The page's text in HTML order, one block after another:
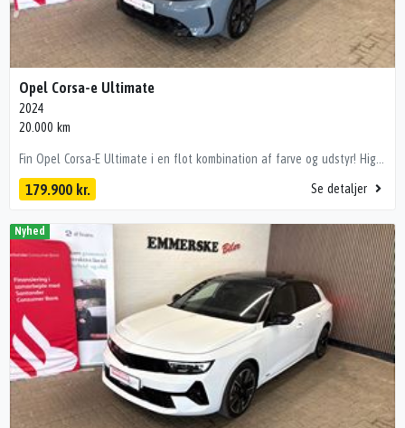
Opel Corsa-e Ultimate
2024
20.000 km
Fin Opel Corsa-E Ultimate i en flot kombination af farve og udstyr! Highlights': - Adaptiv fartpilot - Sædevarme - Bakkamera - P-sensor - Apple Carplay - Sædevarme - Ratvarme - Sort himmel - Alufælge - Blindvinkel assistent - Digital instrumentering - Massage i førersædet - Matrix LED forlygter - Navigation - 3 faset opladning! - Og meget mere! Bilen er importeret og kan derfor variere i forhold til danske modeller. 🔐 Tryghed & kvalitet med Emmerske Tryghedspakke Ønsker du maksimal tryghed i din kommende bilhandel? Med Emmerske Tryghedspakke leveres bilen: ✔ Nysynet ✔ Nyserviceret ✔ Professionelt klargjort Alt dette for kun 3.500 kr., så du får en bil der er 100% klar til vejen , kørecomputer, digitalt cockpit, læderrat, dellæderindtræk, højdejust. forsæder, højdejust. førersæde, massage i førersæde, mørk loftbeklædning, alufælge, fuld led forlygter, matrix led forlygter, adaptive forlygter, led baglygter, automatgear, aircondition, fuldaut. klima, varme i rat, fjernb. centrallås, adaptiv fartpilot, nøglefri tænding, sædevarme, 4x el-ruder, navigation, apple carplay, håndfrit til mobil, dab radio, android auto, musikstreaming via bluetooth, bakkamera, parkeringssensor (bag), parkeringssensor (for) Vi tager gerne din bil i bytte og tilbyder udvidet sikring på mekaniske nedbrud på bilen i op til 36 mdr. Vi hjælper gerne med finansiering med eller uden udbetaling. www.emmerske-biler.dk Der tages forbehold for tastefejl.
179.900 kr. Se detaljer
Nyhed